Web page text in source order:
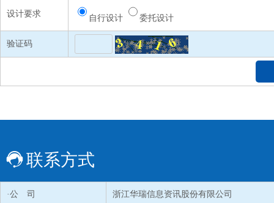
设计要求 自行设计 委托设计
验证码
联系方式
·公 司 浙江华瑞信息资讯股份有限公司